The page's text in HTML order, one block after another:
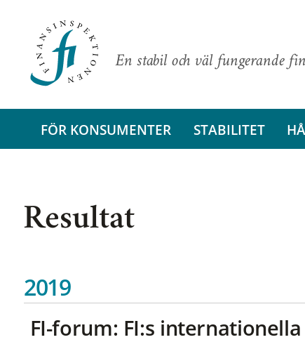
En stabil och väl fungerande
FÖR KONSUMENTER STABILITET
Resultat
2019
FI-forum: FI:s